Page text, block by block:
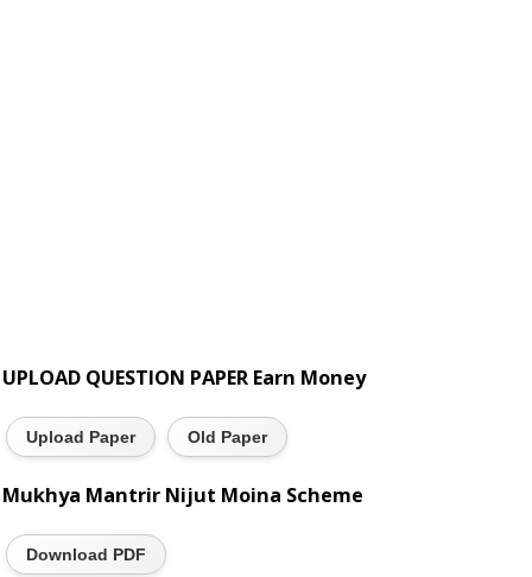
UPLOAD QUESTION PAPER Earn Money
Upload Paper Old Paper
Mukhya Mantrir Nijut Moina Scheme
Download PDF